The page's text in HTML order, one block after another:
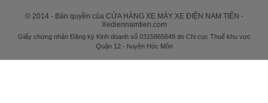
© 2014 - Bản quyền của CỬA HÀNG XE MÁY XE ĐIỆN NAM TIẾN -
Xediennamtien.com
Giấy chứng nhận Đăng ký Kinh doanh số 0315865649 do Chi cục Thuế khu vực
Quận 12 - huyện Hóc Môn